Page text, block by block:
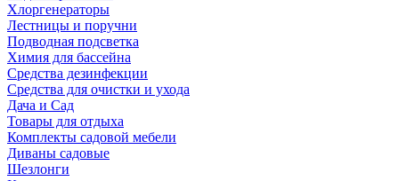
Хлоргенераторы
Лестницы и поручни
Подводная подсветка
Химия для бассейна
Средства дезинфекции
Средства для очистки и ухода
Дача и Сад
Товары для отдыха
Комплекты садовой мебели
Диваны садовые
Шезлонги